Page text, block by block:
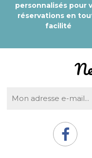
personnalisés pour
réservations en
facilité